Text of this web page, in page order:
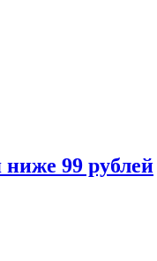
ниже 99 рублей